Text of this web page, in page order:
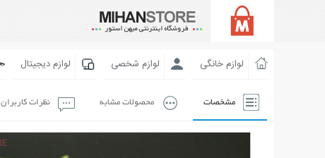
لوازم خانگی لوازم شخصی لوازم دیجیتال
مشخصات محصولات مشابه نظرات کاربران